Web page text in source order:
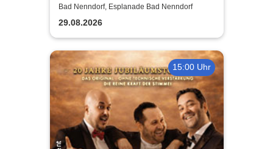
Open Air
Bad Nenndorf, Esplanade Bad Nenndorf
29.08.2026
15:00 Uhr